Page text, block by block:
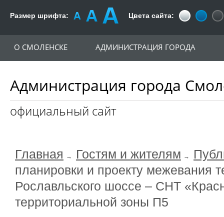
Размер шрифта: Цвета сайта:
Администрация города
официальный сайт
О СМОЛЕНСКЕ АДМИНИСТРАЦИЯ ГОРОДА
Главная Гостям и жителям
планировки и проекту межевания
Рославльского шоссе – СНТ
территориальной зоны П5